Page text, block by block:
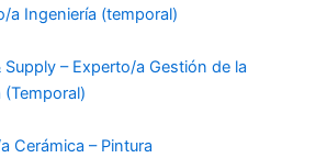
a Ingeniería (temporal)
– Experto/a Gestión de la
(Temporal)
Cerámica – Pintura